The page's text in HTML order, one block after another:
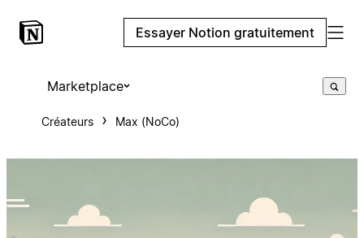
Essayer Notion gratuitement
Marketplace
Créateurs Max (NoCo)